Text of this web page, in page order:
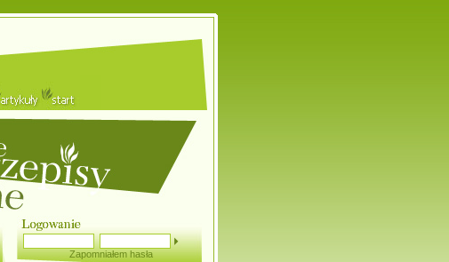
Zapomniałem hasła